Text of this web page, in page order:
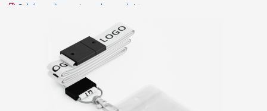
Schéma dimensionnel complet